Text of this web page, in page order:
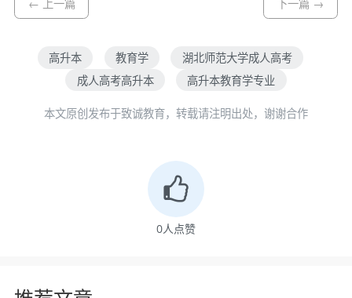
育创新精神和实践能力，胜任中小学、教育行政
具体而言，毕业生应具备以下核心素养：
理论基础：系统掌握教育科学的基础理论和
专业知识，具有扎实的学科功底；
技术，熟悉教育科研的一般流程与方法；
← 上一篇 下一篇 →
高升本 教育学
湖北师范大学成人高考
成人高考高升本
高升本教育学专业
本文原创发布于致诚教育，转载请注明出处，谢谢合作
0人点赞